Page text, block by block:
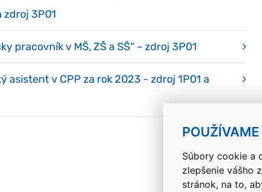
Súbory cookie a
zlepšenie vášho
stránok, na to,
zdroj 3P01
pracovník v MŠ, ZŠ a SŠ“ – zdroj 3P01
asistent v CPP za rok 2023 - zdroj 1P01 a